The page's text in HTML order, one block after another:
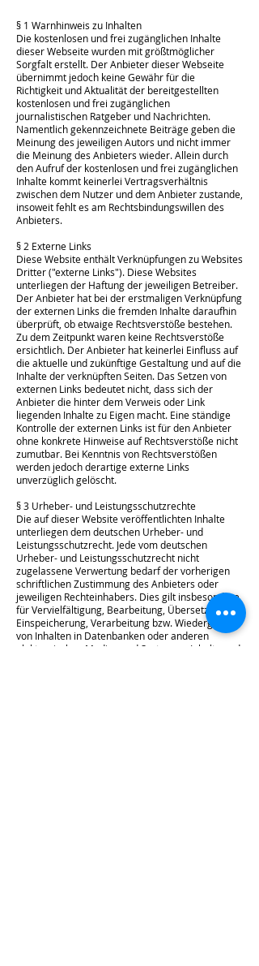
§ 1 Warnhinweis zu Inhalten
Die kostenlosen und frei zugänglichen Inhalte
dieser Webseite wurden mit größtmöglicher
Sorgfalt erstellt. Der Anbieter dieser Webseite
übernimmt jedoch keine Gewähr für die
Richtigkeit und Aktualität der bereitgestellten
kostenlosen und frei zugänglichen
journalistischen Ratgeber und Nachrichten.
Namentlich gekennzeichnete Beiträge geben die
Meinung des jeweiligen Autors und nicht immer
die Meinung des Anbieters wieder. Allein durch
den Aufruf der kostenlosen und frei zugänglichen
Inhalte kommt keinerlei Vertragsverhältnis
zwischen dem Nutzer und dem Anbieter zustande,
insoweit fehlt es am Rechtsbindungswillen des
Anbieters.
§ 2 Externe Links
Diese Website enthält Verknüpfungen zu Websites
Dritter ("externe Links"). Diese Websites
unterliegen der Haftung der jeweiligen Betreiber.
Der Anbieter hat bei der erstmaligen Verknüpfung
der externen Links die fremden Inhalte daraufhin
überprüft, ob etwaige Rechtsverstöße bestehen.
Zu dem Zeitpunkt waren keine Rechtsverstöße
ersichtlich. Der Anbieter hat keinerlei Einfluss auf
die aktuelle und zukünftige Gestaltung und auf die
Inhalte der verknüpften Seiten. Das Setzen von
externen Links bedeutet nicht, dass sich der
Anbieter die hinter dem Verweis oder Link
liegenden Inhalte zu Eigen macht. Eine ständige
Kontrolle der externen Links ist für den Anbieter
ohne konkrete Hinweise auf Rechtsverstöße nicht
zumutbar. Bei Kenntnis von Rechtsverstößen
werden jedoch derartige externe Links
unverzüglich gelöscht.
§ 3 Urheber- und Leistungsschutzrechte
Die auf dieser Website veröffentlichten Inhalte
unterliegen dem deutschen Urheber- und
Leistungsschutzrecht. Jede vom deutschen
Urheber- und Leistungsschutzrecht nicht
zugelassene Verwertung bedarf der vorherigen
schriftlichen Zustimmung des Anbieters oder
jeweiligen Rechteinhabers. Dies gilt insbesondere
für Vervielfältigung, Bearbeitung, Übersetzung,
Einspeicherung, Verarbeitung bzw. Wiedergabe
von Inhalten in Datenbanken oder anderen
elektronischen Medien und Systemen. Inhalte und